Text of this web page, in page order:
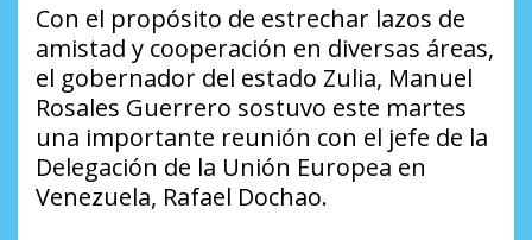
Con el propósito de estrechar lazos de
amistad y cooperación en diversas áreas,
el gobernador del estado Zulia, Manuel
Rosales Guerrero sostuvo este martes
una importante reunión con el jefe de la
Delegación de la Unión Europea en
Venezuela, Rafael Dochao.